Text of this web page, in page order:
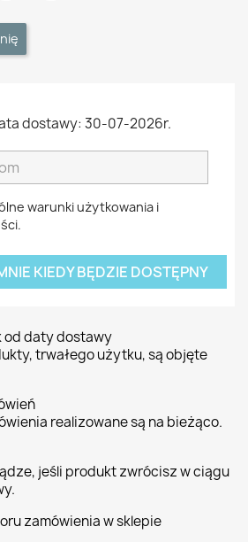
dostawy: 30-07-2026r.
warunki użytkowania i
KIEDY BĘDZIE DOSTĘPNY
od daty dostawy
trwałego użytku, są objęte
realizowane są na bieżąco.
jeśli produkt zwrócisz w ciągu
zamówienia w sklepie